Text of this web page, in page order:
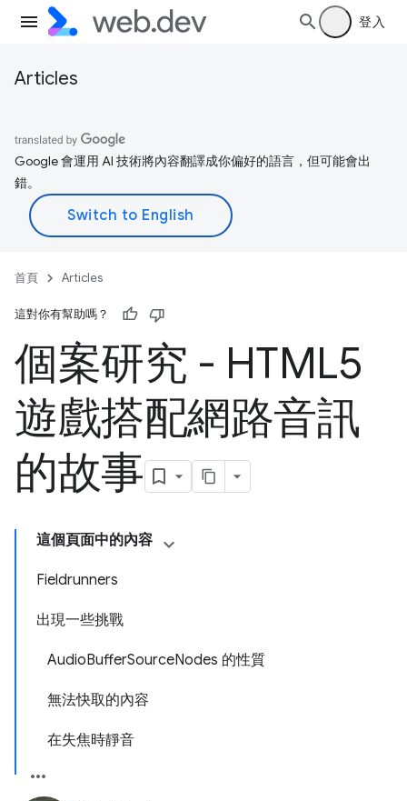
登入
Articles
Google 會運用 AI 技術將內容翻譯成你偏好的語言，但可能會出
錯。
首頁 Articles
這對你有幫助嗎？
個案研究 - HTML5
遊戲搭配網路音訊
的故事
這個頁面中的內容
Fieldrunners
出現一些挑戰
AudioBufferSourceNodes 的性質
無法快取的內容
在失焦時靜音